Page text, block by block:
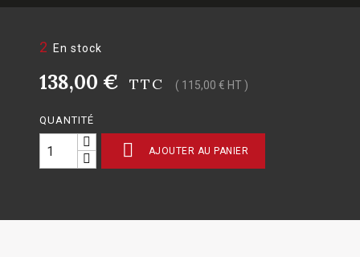
2 En stock
138,00 € TTC ( 115,00 € HT )
QUANTITÉ
 AJOUTER AU PANIER